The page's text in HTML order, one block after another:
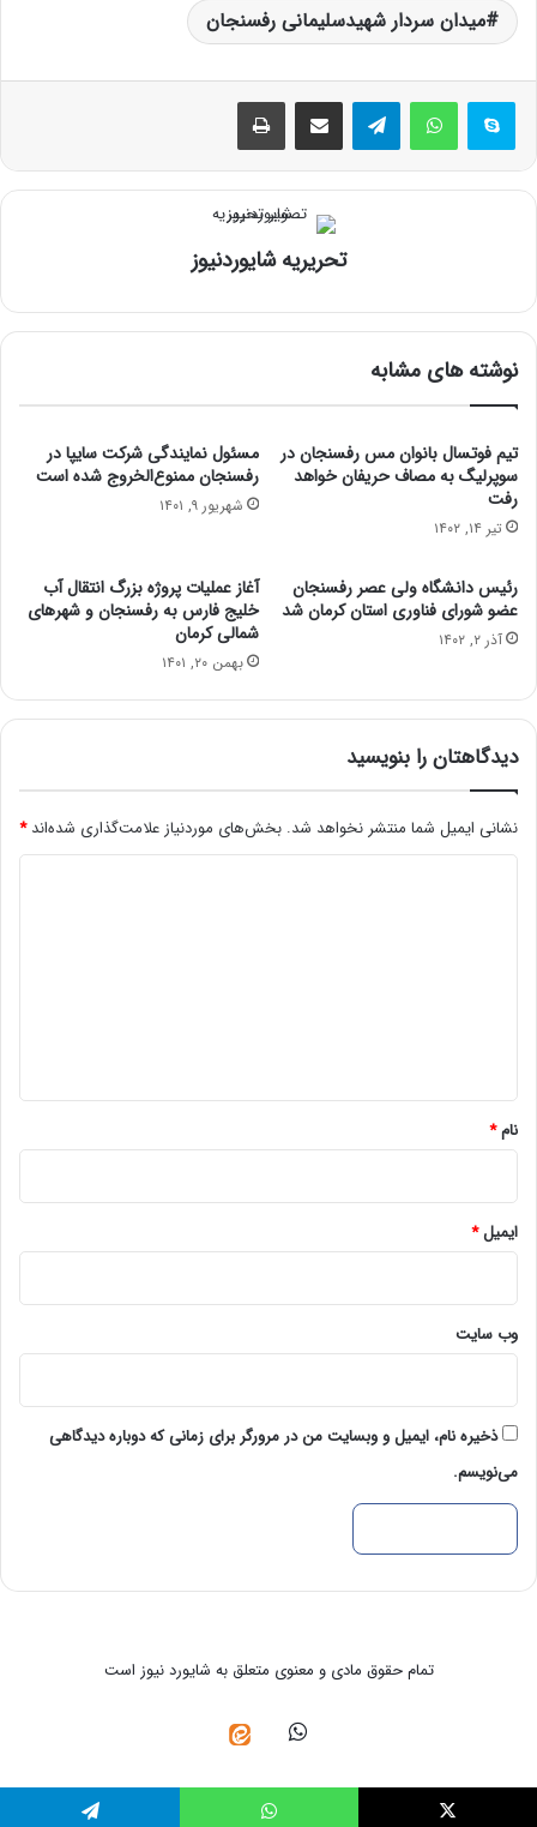
میدان سردار شهیدسلیمانی رفسنجان
تلگرام اشتراک گذاری از طریق ایمیل چاپ
تحریریه شایوردنیوز
نوشته های مشابه
تیم فوتسال بانوان مس رفسنجان در
سوپرلیگ به مصاف حریفان خواهد
رفت
تیر ۱۴, ۱۴۰۲
مسئول نمایندگی‌ شرکت سایپا در
رفسنجان ممنوع‌الخروج شده است
شهریور ۹, ۱۴۰۱
رئیس دانشگاه ولی عصر رفسنجان
عضو شورای فناوری استان کرمان شد
آذر ۲, ۱۴۰۲
آغاز عملیات پروژه بزرگ انتقال آب
خلیج فارس به رفسنجان و شهرهای
شمالی کرمان
بهمن ۲۰, ۱۴۰۱
دیدگاهتان را بنویسید
نشانی ایمیل شما منتشر نخواهد شد. بخش‌های موردنیاز علامت‌گذاری شده‌اند*
نام*
ایمیل*
وب‌ سایت
ذخیره نام، ایمیل و وبسایت من در مرورگر برای زمانی که دوباره دیدگاهی
می‌نویسم.
تمام حقوق مادی و معنوی متعلق به شایورد نیوز است
واتس
آپ